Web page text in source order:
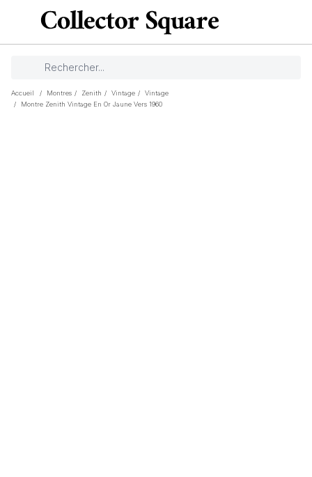
Accueil / Montres / Zenith / Vintage /
Vintage
/
Montre Zenith Vintage En Or Jaune Vers 1960